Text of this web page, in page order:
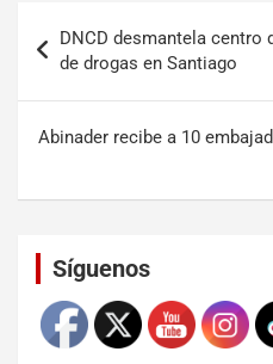
DNCD desmantela centro
de drogas en Santiago
Abinader recibe a 10
Síguenos